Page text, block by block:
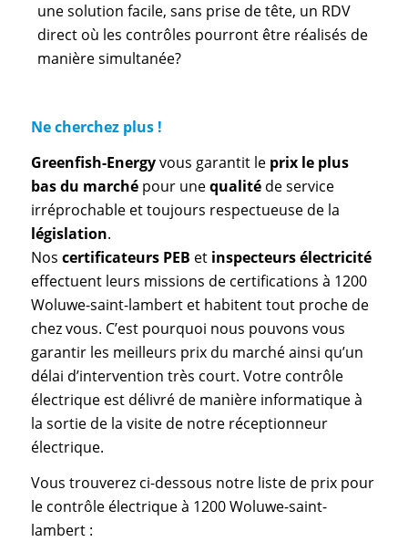
une solution facile, sans prise de tête, un RDV
direct où les contrôles pourront être réalisés de
manière simultanée?
Ne cherchez plus !
Greenfish-Energyvous garantit le prix le plus
bas du marchépour unequalitéde service
irréprochable et toujours respectueuse de la
législation.
Nos certificateurs PEB et inspecteurs électricité
effectuent leurs missions de certifications à 1200
Woluwe-saint-lambert et habitent tout proche de
chez vous. C’est pourquoi nous pouvons vous
garantir les meilleurs prix du marché ainsi qu’un
délai d’intervention très court. Votre contrôle
électrique est délivré de manière informatique à
la sortie de la visite de notre réceptionneur
électrique.
Vous trouverez ci-dessous notre liste de prix pour
le contrôle électrique à 1200 Woluwe-saint-
lambert :